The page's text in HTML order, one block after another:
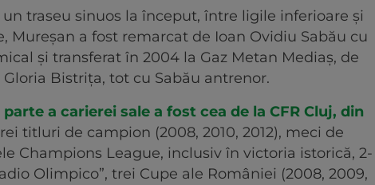
traseu sinuos la început, între ligile inferioare și
Mureșan a fost remarcat de Ioan Ovidiu Sabău cu
și transferat în 2004 la Gaz Metan Mediaș, de
Bistrița, tot cu Sabău antrenor.
a carierei sale a fost cea de la CFR Cluj, din
titluri de campion (2008, 2010, 2012), meci de
Champions League, inclusiv în victoria istorică, 2-
Olimpico”, trei Cupe ale României (2008, 2009,